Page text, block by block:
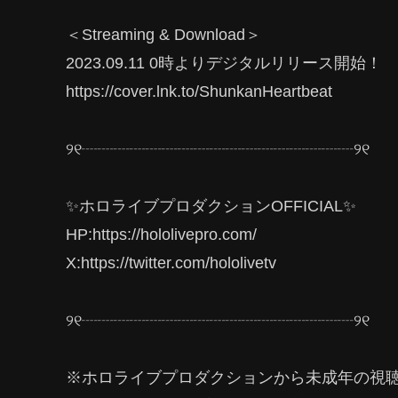
＜Streaming & Download＞
2023.09.11 0時よりデジタルリリース開始！
https://cover.lnk.to/ShunkanHeartbeat
୨୧┈┈┈┈┈┈┈┈┈┈┈┈┈┈┈┈┈୨୧
✨ホロライブプロダクションOFFICIAL✨
HP:https://hololivepro.com/
X:https://twitter.com/hololivetv
୨୧┈┈┈┈┈┈┈┈┈┈┈┈┈┈┈┈┈୨୧
※ホロライブプロダクションから未成年の視